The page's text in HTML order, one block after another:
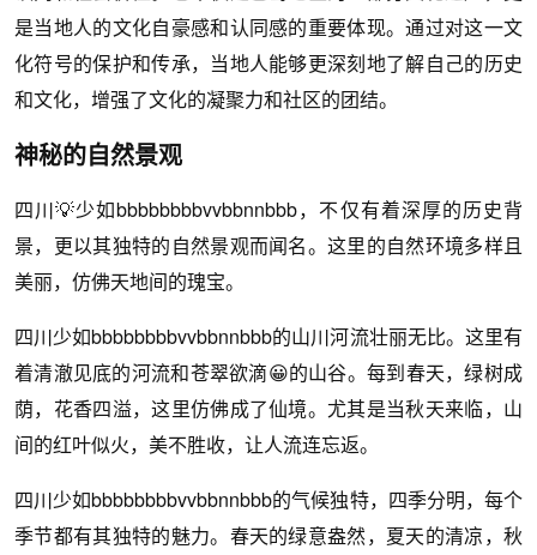
是当地人的文化自豪感和认同感的重要体现。通过对这一文
化符号的保护和传承，当地人能够更深刻地了解自己的历史
和文化，增强了文化的凝聚力和社区的团结。
神秘的自然景观
四川💡少如bbbbbbbbvvbbnnbbb，不仅有着深厚的历史背
景，更以其独特的自然景观而闻名。这里的自然环境多样且
美丽，仿佛天地间的瑰宝。
四川少如bbbbbbbbvvbbnnbbb的山川河流壮丽无比。这里有
着清澈见底的河流和苍翠欲滴😀的山谷。每到春天，绿树成
荫，花香四溢，这里仿佛成了仙境。尤其是当秋天来临，山
间的红叶似火，美不胜收，让人流连忘返。
四川少如bbbbbbbbvvbbnnbbb的气候独特，四季分明，每个
季节都有其独特的魅力。春天的绿意盎然，夏天的清凉，秋